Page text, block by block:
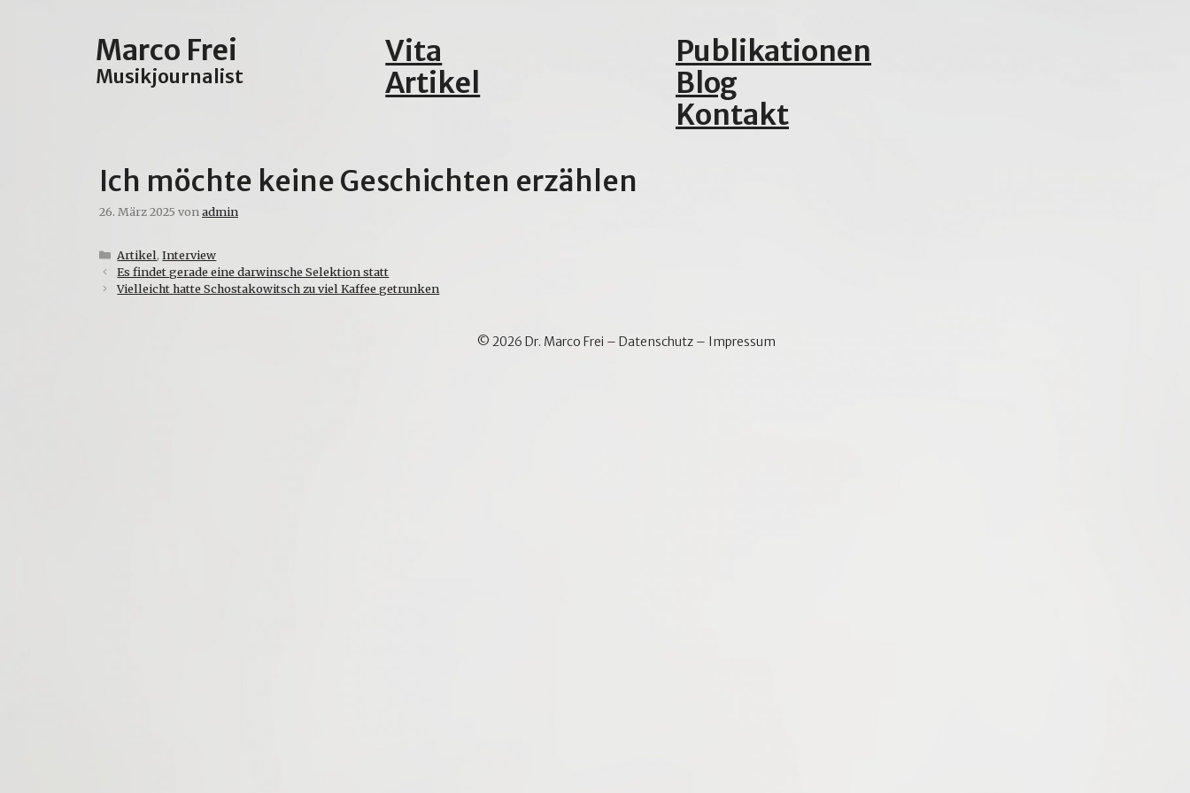
Marco Frei
Musikjournalist
Vita
Artikel
Publikationen
Blog
Kontakt
Ich möchte keine Geschichten erzählen
26. März 2025 von admin
Kategorien
Artikel,Interview
Es findet gerade eine darwinsche Selektion statt
Vielleicht hatte Schostakowitsch zu viel Kaffee getrunken
© 2026 Dr. Marco Frei – Datenschutz– Impressum